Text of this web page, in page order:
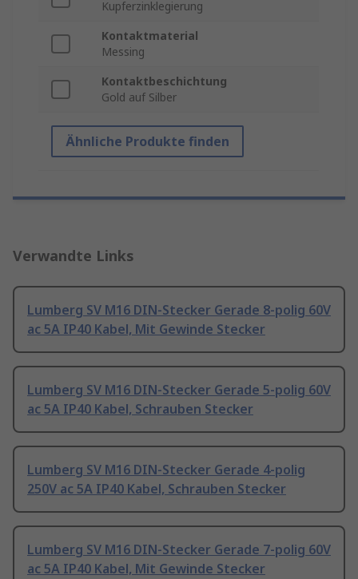
Kupferzinklegierung
Kontaktmaterial
Messing
Kontaktbeschichtung
Gold auf Silber
Ähnliche Produkte finden
Verwandte Links
Lumberg SV M16 DIN-Stecker Gerade 8-polig 60V
ac 5A IP40 Kabel, Mit Gewinde Stecker
Lumberg SV M16 DIN-Stecker Gerade 5-polig 60V
ac 5A IP40 Kabel, Schrauben Stecker
Lumberg SV M16 DIN-Stecker Gerade 4-polig
250V ac 5A IP40 Kabel, Schrauben Stecker
Lumberg SV M16 DIN-Stecker Gerade 7-polig 60V
ac 5A IP40 Kabel, Mit Gewinde Stecker